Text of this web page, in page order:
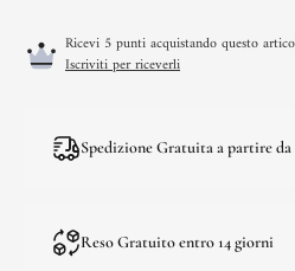
Ricevi 5 punti acquistando questo
Iscriviti per riceverli
Spedizione Gratuita a partire da
Reso Gratuito entro 14 giorni